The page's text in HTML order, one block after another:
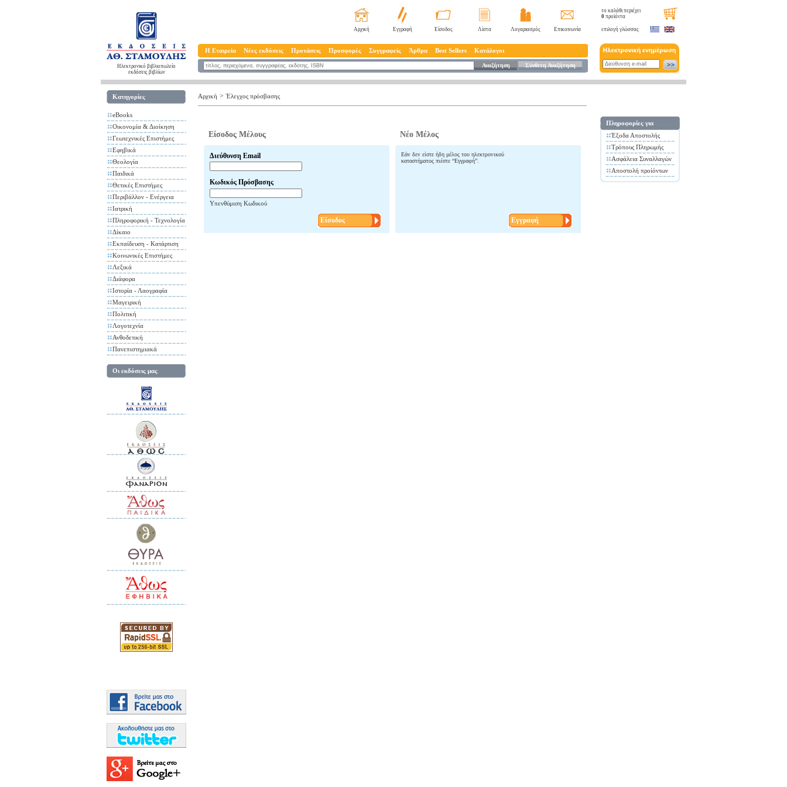
Ηλεκτρονικό βιβλιοπωλείο
εκδόσεις βιβλίων
Αρχική Εγγραφή Είσοδος Λίστα Λογαριασμός Επικοινωνία
Η Εταιρεία Νέες εκδόσεις Προτάσεις Προσφορές Συγγραφείς Άρθρα Best Sellers Κατάλογοι
Αναζήτηση Σύνθετη Αναζήτηση
το καλάθι περιέχει
0 προϊόντα
επιλογή γλώσσας
Κατηγορίες
eBooks
Οικονομία & Διοίκηση
Γεωτεχνικές Επιστήμες
Εφηβικά
Θεολογία
Παιδικά
Θετικές Επιστήμες
Περιβάλλον - Ενέργεια
Ιατρική
Πληροφορική - Τεχνολογία
Δίκαιο
Εκπαίδευση - Κατάρτιση
Κοινωνικές Επιστήμες
Λεξικά
Διάφορα
Ιστορία - Λαογραφία
Μαγειρική
Πολιτική
Λογοτεχνία
Ανθοδετική
Πανεπιστημιακά
Οι εκδόσεις μας
Αρχική > Έλεγχος πρόσβασης
Είσοδος Μέλους Νέο Μέλος
Διεύθυνση Email
Κωδικός Πρόσβασης
Υπενθύμιση Κωδικού
Είσοδος
Εάν δεν είστε ήδη μέλος του ηλεκτρονικού
καταστήματος πιέστε “Εγγραφή”.
Εγγραφή
Πληροφορίες για
Έξοδα Αποστολής
Τρόπους Πληρωμής
Ασφάλεια Συναλλαγών
Αποστολή προίόντων